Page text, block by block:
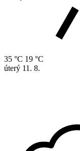
35 °C 19 °C
úterý 11. 8.